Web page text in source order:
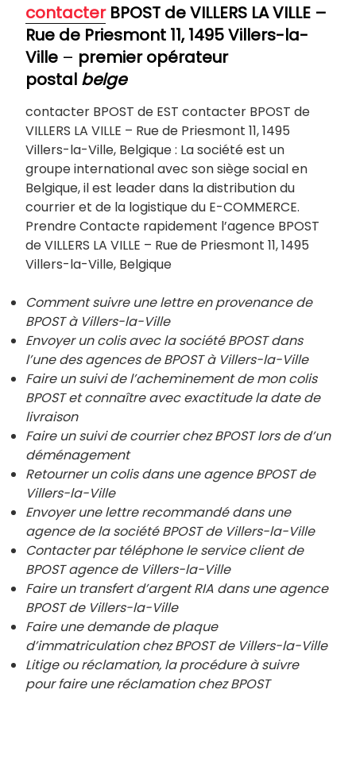
contacterBPOST de VILLERS LA VILLE –
Rue de Priesmont 11, 1495 Villers-la-
Ville – premier opérateur
postal belge
contacter BPOST de EST contacter BPOST de
VILLERS LA VILLE – Rue de Priesmont 11, 1495
Villers-la-Ville, Belgique : La société est un
groupe international avec son siège social en
Belgique, il est leader dans la distribution du
courrier et de la logistique du E-COMMERCE.
Prendre Contacte rapidement l’agence BPOST
de VILLERS LA VILLE – Rue de Priesmont 11, 1495
Villers-la-Ville, Belgique
Comment suivre une lettre en provenance de
BPOST à Villers-la-Ville
Envoyer un colis avec la société BPOST dans
l’une des agences de BPOST à Villers-la-Ville
Faire un suivi de l’acheminement de mon colis
BPOST et connaître avec exactitude la date de
livraison
Faire un suivi de courrier chez BPOST lors de d’un
déménagement
Retourner un colis dans une agence BPOST de
Villers-la-Ville
Envoyer une lettre recommandé dans une
agence de la société BPOST de Villers-la-Ville
Contacter par téléphone le service client de
BPOST agence de Villers-la-Ville
Faire un transfert d’argent RIA dans une agence
BPOST de Villers-la-Ville
Faire une demande de plaque
d’immatriculation chez BPOST de Villers-la-Ville
Litige ou réclamation, la procédure à suivre
pour faire une réclamation chez BPOST